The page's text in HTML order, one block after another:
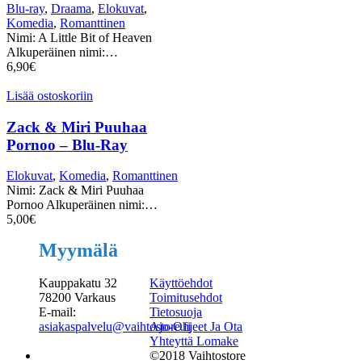
Blu-ray, Draama, Elokuvat,
Komedia, Romanttinen
Nimi: A Little Bit of Heaven
Alkuperäinen nimi:…
6,90€
Lisää ostoskoriin
Zack & Miri Puuhaa
Pornoo – Blu-Ray
Elokuvat, Komedia, Romanttinen
Nimi: Zack & Miri Puuhaa
Pornoo Alkuperäinen nimi:…
5,00€
Myymälä
Kauppakatu 32
78200 Varkaus
E-mail:
asiakaspalvelu@vaihtostore.fi
Käyttöehdot
Toimitusehdot
Tietosuoja
Ajo-Ohjeet Ja Ota
Yhteyttä Lomake
©2018 Vaihtostore